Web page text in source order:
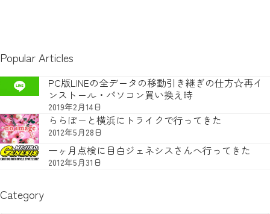
Popular Articles
PC版LINEの全データの移動引き継ぎの仕方☆再イ
ンストール・パソコン買い換え時
2019年2月14日
ららぽーと横浜にトライクで行ってきた
2012年5月28日
一ヶ月点検に目白ジェネシスさんへ行ってきた
2012年5月31日
Category